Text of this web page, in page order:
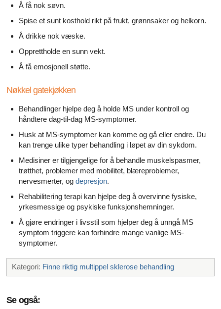
Å få nok søvn.
Spise et sunt kosthold rikt på frukt, grønnsaker og helkorn.
Å drikke nok væske.
Opprettholde en sunn vekt.
Å få emosjonell støtte.
Nøkkel gatekjøkken
Behandlinger hjelpe deg å holde MS under kontroll og
håndtere dag-til-dag MS-symptomer.
Husk at MS-symptomer kan komme og gå eller endre. Du
kan trenge ulike typer behandling i løpet av din sykdom.
Medisiner er tilgjengelige for å behandle muskelspasmer,
trøtthet, problemer med mobilitet, blæreproblemer,
nervesmerter, og depresjon.
Rehabilitering terapi kan hjelpe deg å overvinne fysiske,
yrkesmessige og psykiske funksjonshemninger.
Å gjøre endringer i livsstil som hjelper deg å unngå MS
symptom triggere kan forhindre mange vanlige MS-
symptomer.
Kategori: Finne riktig multippel sklerose behandling
Se også: